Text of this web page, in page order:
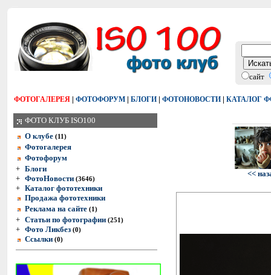
сайт
ФОТОГАЛЕРЕЯ | ФОТОФОРУМ | БЛОГИ | ФОТОНОВОСТИ | КАТАЛОГ
ФОТО КЛУБ ISO100
О клубе (11)
Фотогалерея
Фотофорум
+ Блоги
+ ФотоНовости (3646)
+ Каталог фототехники
Продажа фототехники
Реклама на сайте (1)
+ Статьи по фотографии (251)
+ Фото Ликбез (0)
Ссылки (0)
<<